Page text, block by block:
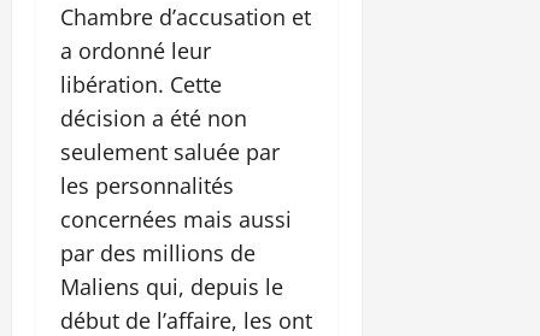
Chambre d’accusation et
a ordonné leur
libération. Cette
décision a été non
seulement saluée par
les personnalités
concernées mais aussi
par des millions de
Maliens qui, depuis le
début de l’affaire, les ont